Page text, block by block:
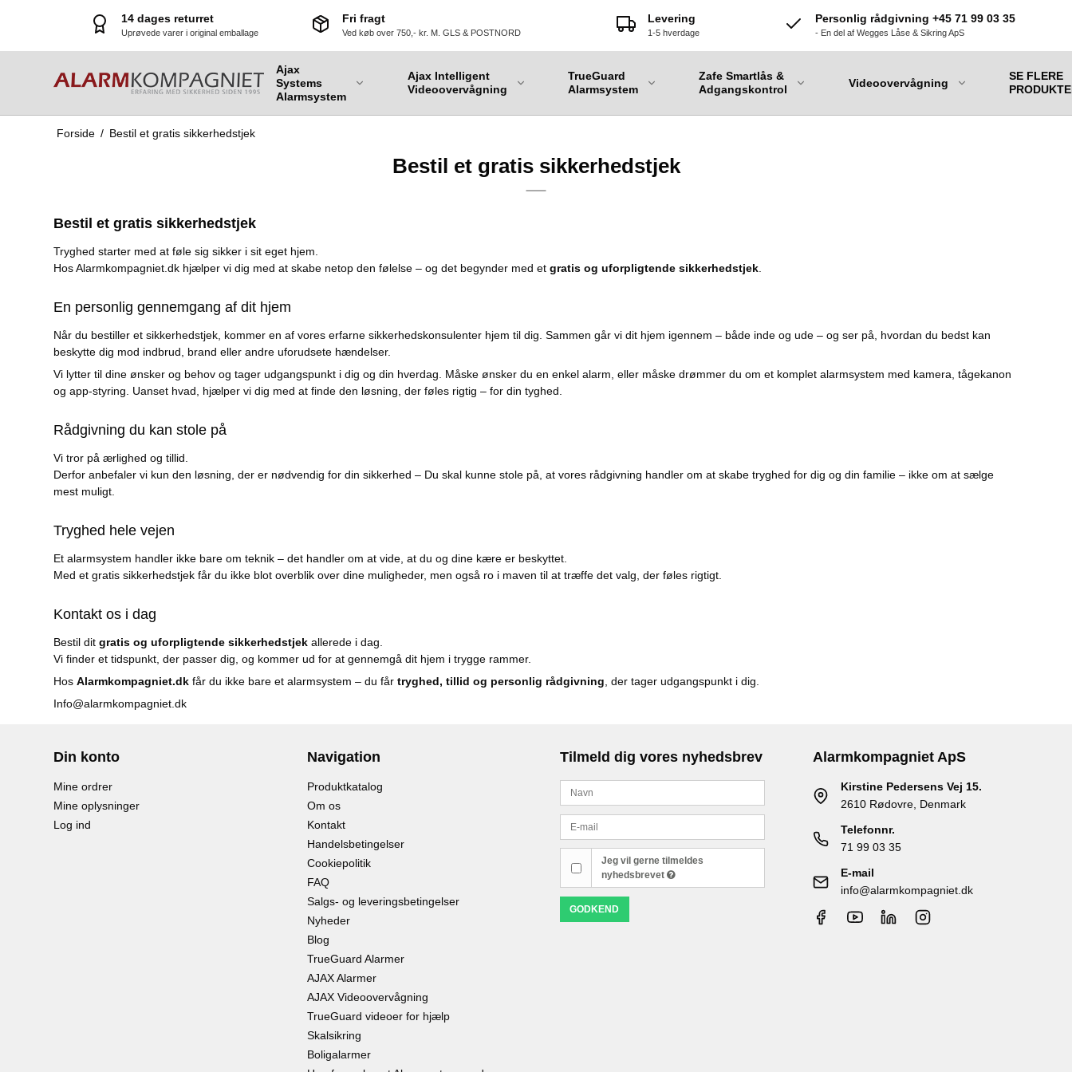
14 dages returret
Uprøvede varer i original emballage
Fri fragt
Ved køb over 750,- kr. M. GLS & POSTNORD
Levering
1-5 hverdage
Personlig rådgivning +45 71 99 03 35
- En del af Wegges Låse & Sikring ApS
Ajax
Systems
Alarmsystem
Ajax Intelligent
Videoovervågning
Ajax Domecam Mini
Ajax Junction Box
TrueGuard
Alarmsystem
Zafe Smartlås &
Adgangskontrol
Videoovervågning
SE FLERE
Forside / Bestil et gratis sikkerhedstjek
Bestil et gratis sikkerhedstjek
Bestil et gratis sikkerhedstjek
Tryghed starter med at føle sig sikker i sit eget hjem.
Hos Alarmkompagniet.dk hjælper vi dig med at skabe netop den følelse – og det begynder med etgratis og uforpligtende sikkerhedstjek
En personlig gennemgang af dit hjem
Når du bestiller et sikkerhedstjek, kommer en af vores erfarne sikkerhedskonsulenter hjem til dig. Sammen går vi dit hjem igennem – både inde og ude – og ser på, hvordan du bedst kan
beskytte dig mod indbrud, brand eller andre uforudsete hændelser.
Vi lytter til dine ønsker og behov og tager udgangspunkt i dig og din hverdag. Måske ønsker du en enkel alarm, eller måske drømmer du om et komplet alarmsystem med kamera, tågekanon
og app-styring. Uanset hvad, hjælper vi dig med at finde den løsning, der føles rigtig – for din tyghed.
Rådgivning du kan stole på
Vi tror på ærlighed og tillid.
Derfor anbefaler vi kun den løsning, der er nødvendig for din sikkerhed – Du skal kunne stole på, at vores rådgivning handler om at skabe tryghed for dig og din familie – ikke om at sælge
mest muligt.
Tryghed hele vejen
Et alarmsystem handler ikke bare om teknik – det handler om at vide, at du og dine kære er beskyttet.
Med et gratis sikkerhedstjek får du ikke blot overblik over dine muligheder, men også ro i maven til at træffe det valg, der føles rigtigt.
Kontakt os i dag
Bestil ditgratis og uforpligtende sikkerhedstjek allerede i dag.
Vi finder et tidspunkt, der passer dig, og kommer ud for at gennemgå dit hjem i trygge rammer.
HosAlarmkompagniet.dk får du ikke bare et alarmsystem – du fårtryghed, tillid og personlig rådgivning , der tager udgangspunkt i dig.
Info@alarmkompagniet.dk
Din konto
Mine ordrer
Mine oplysninger
Log ind
Navigation
Produktkatalog
Om os
Kontakt
Handelsbetingelser
Cookiepolitik
FAQ
Salgs- og leveringsbetingelser
Nyheder
Blog
TrueGuard Alarmer
AJAX Alarmer
AJAX Videoovervågning
TrueGuard videoer for hjælp
Skalsikring
Boligalarmer
Tilmeld dig vores nyhedsbrev
Jeg vil gerne tilmeldes
nyhedsbrevet
GODKEND
Alarmkompagniet ApS
Kirstine Pedersens Vej 15.
2610 Rødovre, Denmark
Telefonnr.
71 99 03 35
E-mail
info@alarmkompagniet.dk